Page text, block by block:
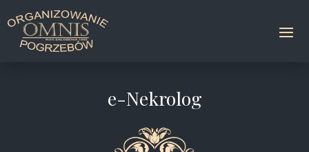
e-Nekrolog